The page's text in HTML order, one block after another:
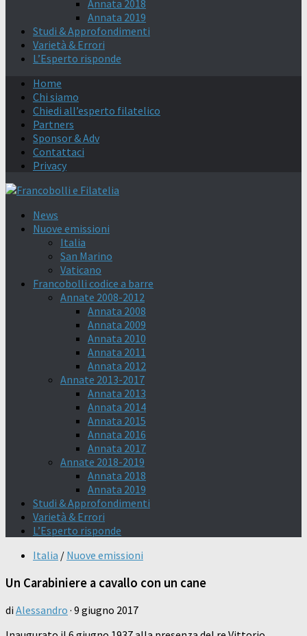
Annata 2018
Annata 2019
Studi & Approfondimenti
Varietà & Errori
L’Esperto risponde
Home
Chi siamo
Chiedi all’esperto filatelico
Partners
Sponsor & Adv
Contattaci
Privacy
News
Nuove emissioni
Italia
San Marino
Vaticano
Francobolli codice a barre
Annate 2008-2012
Annata 2008
Annata 2009
Annata 2010
Annata 2011
Annata 2012
Annate 2013-2017
Annata 2013
Annata 2014
Annata 2015
Annata 2016
Annata 2017
Annate 2018-2019
Annata 2018
Annata 2019
Studi & Approfondimenti
Varietà & Errori
L’Esperto risponde
Italia / Nuove emissioni
Un Carabiniere a cavallo con un cane
di Alessandro · 9 giugno 2017